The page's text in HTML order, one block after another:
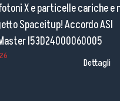
X e particelle cariche e
Spaceitup! Accordo ASI
I53D24000060005
Dettagli